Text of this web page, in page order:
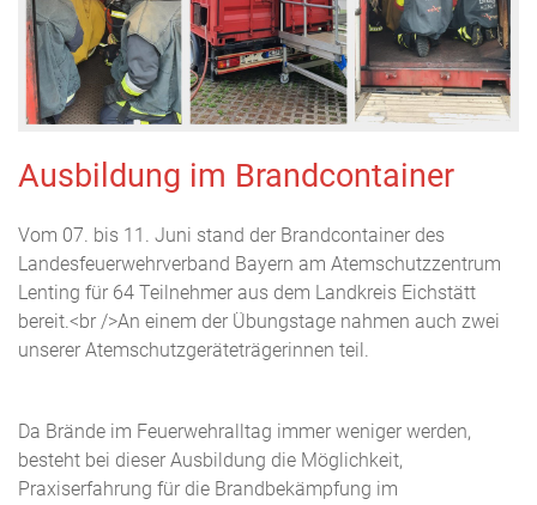
Ausbildung im Brandcontainer
Vom 07. bis 11. Juni stand der Brandcontainer des
Landesfeuerwehrverband Bayern am Atemschutzzentrum
Lenting für 64 Teilnehmer aus dem Landkreis Eichstätt
bereit.<br />An einem der Übungstage nahmen auch zwei
unserer Atemschutzgeräteträgerinnen teil.
Da Brände im Feuerwehralltag immer weniger werden,
besteht bei dieser Ausbildung die Möglichkeit,
Praxiserfahrung für die Brandbekämpfung im